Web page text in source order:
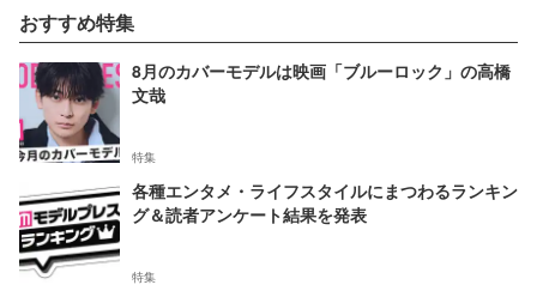
おすすめ特集
8月のカバーモデルは映画「ブルーロック」の高橋
文哉
特集
各種エンタメ・ライフスタイルにまつわるランキン
グ＆読者アンケート結果を発表
特集